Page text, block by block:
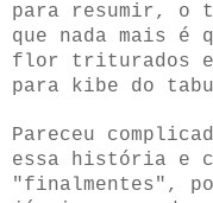
para resumir, o
que nada mais é
flor triturados
para kibe do
Pareceu
essa história e
"finalmentes",